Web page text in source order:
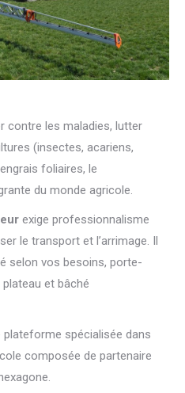
contre les maladies, lutter
(insectes, acariens,
foliaires, le
du monde agricole.
exige professionnalisme
le transport et l’arrimage. Il
selon vos besoins, porte-
plateau et bâché
plateforme spécialisée dans
composée de partenaire